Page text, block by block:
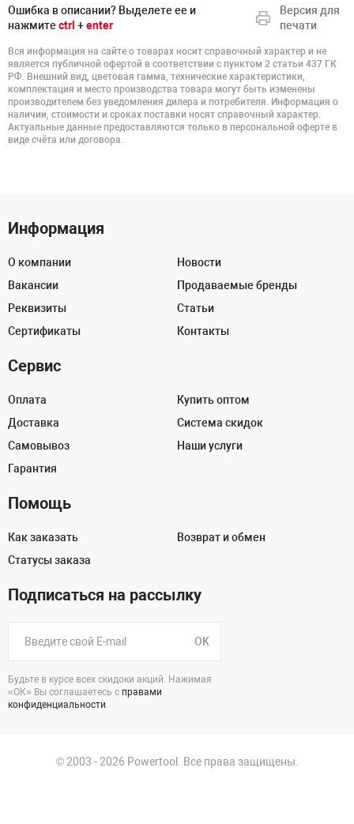
Ошибка в описании? Выделете ее и
нажмите ctrl +enter
Версия для
печати
Вся информация на сайте о товарах носит справочный характер и не
является публичной офертой в соответствии с пунктом 2 статьи 437 ГК
РФ. Внешний вид, цветовая гамма, технические характеристики,
комплектация и место производства товара могут быть изменены
производителем без уведомления дилера и потребителя. Информация о
наличии, стоимости и сроках поставки носят справочный характер.
Актуальные данные предоставляются только в персональной оферте в
виде счёта или договора.
Информация
О компании
Вакансии
Реквизиты
Сертификаты
Новости
Продаваемые бренды
Статьи
Контакты
Сервис
Оплата
Доставка
Самовывоз
Гарантия
Купить оптом
Система скидок
Наши услуги
Помощь
Как заказать
Статусы заказа
Возврат и обмен
Подписаться на рассылку
OK
Будьте в курсе всех скидоки акций. Нажимая
«ОК» Вы соглашаетесь с правами
конфиденциальности.
© 2003 - 2026 Powertool. Все права защищены.